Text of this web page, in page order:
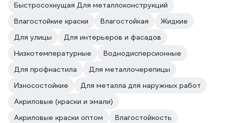
Быстросохнущая Для металлоконструкций
Влагостойкие краски
Влагостойкая
Жидкие
Для улицы
Для интерьеров и фасадов
Низкотемпературные
Воднодисперсионные
Для профнастила
Для металлочерепицы
Износостойкие
Для металла для наружных работ
Акриловые (краски и эмали)
Акриловые краски оптом
Влагостойкость